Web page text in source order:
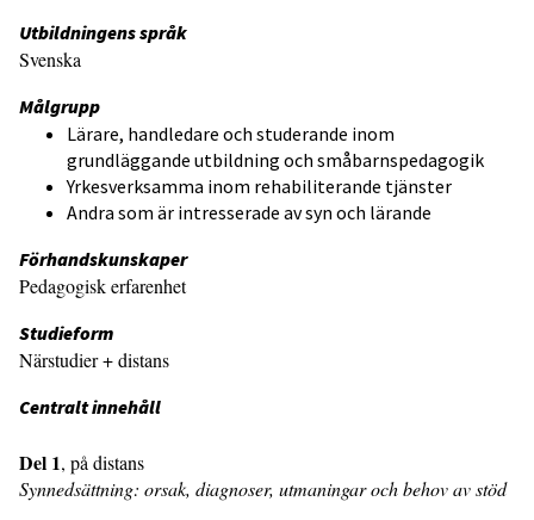
Utbildningens språk
Svenska
Målgrupp
Lärare, handledare och studerande inom
grundläggande utbildning och småbarnspedagogik
Yrkesverksamma inom rehabiliterande tjänster
Andra som är intresserade av syn och lärande
Förhandskunskaper
Pedagogisk erfarenhet
Studieform
Närstudier + distans
Centralt innehåll
Del 1, på distans
Synnedsättning: orsak, diagnoser, utmaningar och behov av stöd